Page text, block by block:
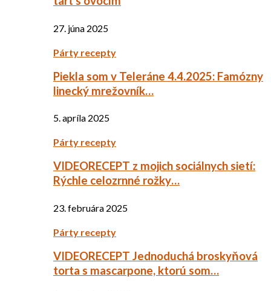
27. júna 2025
Párty recepty
Piekla som v Teleráne 4.4.2025: Famózny
linecký mrežovník…
5. apríla 2025
Párty recepty
VIDEORECEPT z mojich sociálnych sietí:
Rýchle celozrnné rožky…
23. februára 2025
Párty recepty
VIDEORECEPT Jednoduchá broskyňová
torta s mascarpone, ktorú som…